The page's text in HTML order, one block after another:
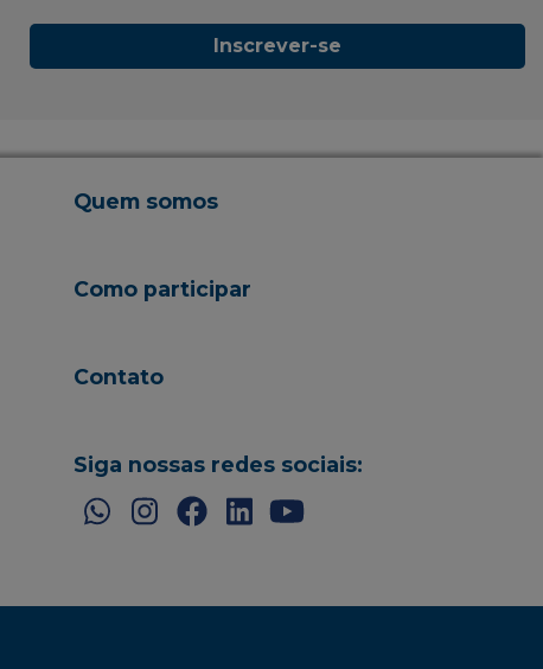
Inscrever-se
Quem somos
Como participar
Contato
Siga nossas redes sociais: